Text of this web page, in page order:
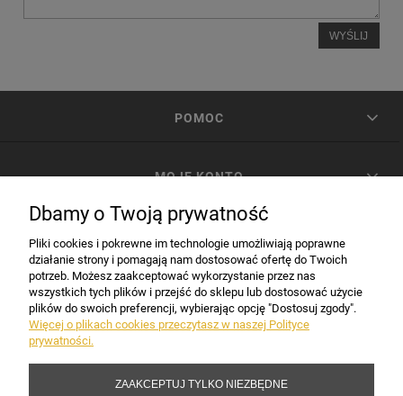
WYŚLIJ
POMOC
MOJE KONTO
INFORMACJE
Dbamy o Twoją prywatność
Pliki cookies i pokrewne im technologie umożliwiają poprawne
działanie strony i pomagają nam dostosować ofertę do Twoich
potrzeb. Możesz zaakceptować wykorzystanie przez nas
wszystkich tych plików i przejść do sklepu lub dostosować użycie
plików do swoich preferencji, wybierając opcję "Dostosuj zgody".
Więcej o plikach cookies przeczytasz w naszej Polityce
prywatności.
ZAAKCEPTUJ TYLKO NIEZBĘDNE